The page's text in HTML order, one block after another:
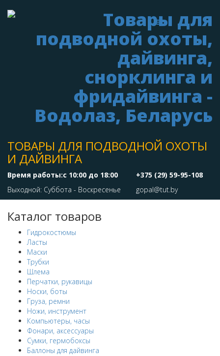
ТОВАРЫ ДЛЯ ПОДВОДНОЙ ОХОТЫ
И ДАЙВИНГА
Время работы:с 10:00 до 18:00
Выходной: Суббота - Воскресенье
+375 (29) 59-95-108
gopal@tut.by
Каталог товаров
Гидрокостюмы
Ласты
Маски
Трубки
Шлема
Перчатки, рукавицы
Носки, боты
Груза, ремни
Ножи, инструмент
Компьютеры, часы
Фонари, аксессуары
Сумки, гермобоксы
Баллоны для дайвинга